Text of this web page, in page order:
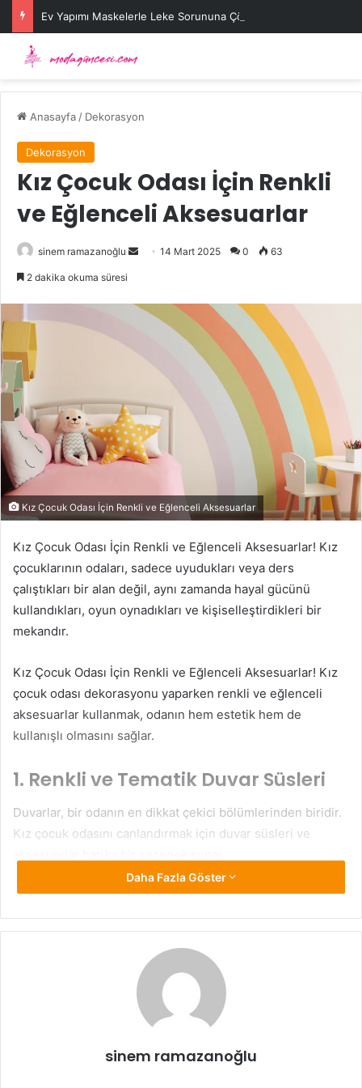
Ev Yapımı Maskelerle Leke Sorununa Çözüm Önerileri
Anasayfa / Dekorasyon
Dekorasyon
Kız Çocuk Odası İçin Renkli
ve Eğlenceli Aksesuarlar
sinem ramazanoğlu
Bir
göndermek
14 Mart 2025 0 63
2 dakika okuma süresi
Kız Çocuk Odası İçin Renkli ve Eğlenceli Aksesuarlar
Kız Çocuk Odası İçin Renkli ve Eğlenceli Aksesuarlar! Kız
çocuklarının odaları, sadece uyudukları veya ders
çalıştıkları bir alan değil, aynı zamanda hayal gücünü
kullandıkları, oyun oynadıkları ve kişiselleştirdikleri bir
mekandır.
Kız Çocuk Odası İçin Renkli ve Eğlenceli Aksesuarlar! Kız
çocuk odası dekorasyonu yaparken renkli ve eğlenceli
aksesuarlar kullanmak, odanın hem estetik hem de
kullanışlı olmasını sağlar.
1. Renkli ve Tematik Duvar Süsleri
Duvarlar, bir odanın en dikkat çekici bölümlerinden biridir.
Kız çocuk odasını canlandırmak için duvar süsleri ve
Duvar Sticker ve Çıkartmalar:Renkli kelebekler, peri
masalı temalar, sevimli hayvan figürleri ya da Disney
atmosferini anında değiştirir.
Tablo ve Posterler:
Sevdiği kahramanların veya ilgi
alanlarına uygun tablolar ve posterler duvarlara
kişisel bir dokunuş katar.
LED Işıklı Dekorlar: Yıldız, ay veya kalp şeklindeki LED
Daha Fazla Göster
sinem ramazanoğlu